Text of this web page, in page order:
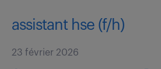
assistant hse (f/h)
23 février 2026